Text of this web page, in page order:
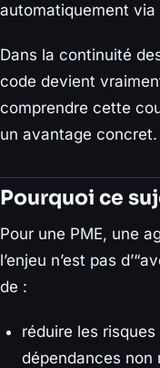
automatiquement
Dans la continuité
code devient
comprendre cette
un avantage concret.
Pourquoi ce
Pour une PME, une
l’enjeu n’est pas
de :
réduire les
dépendances non